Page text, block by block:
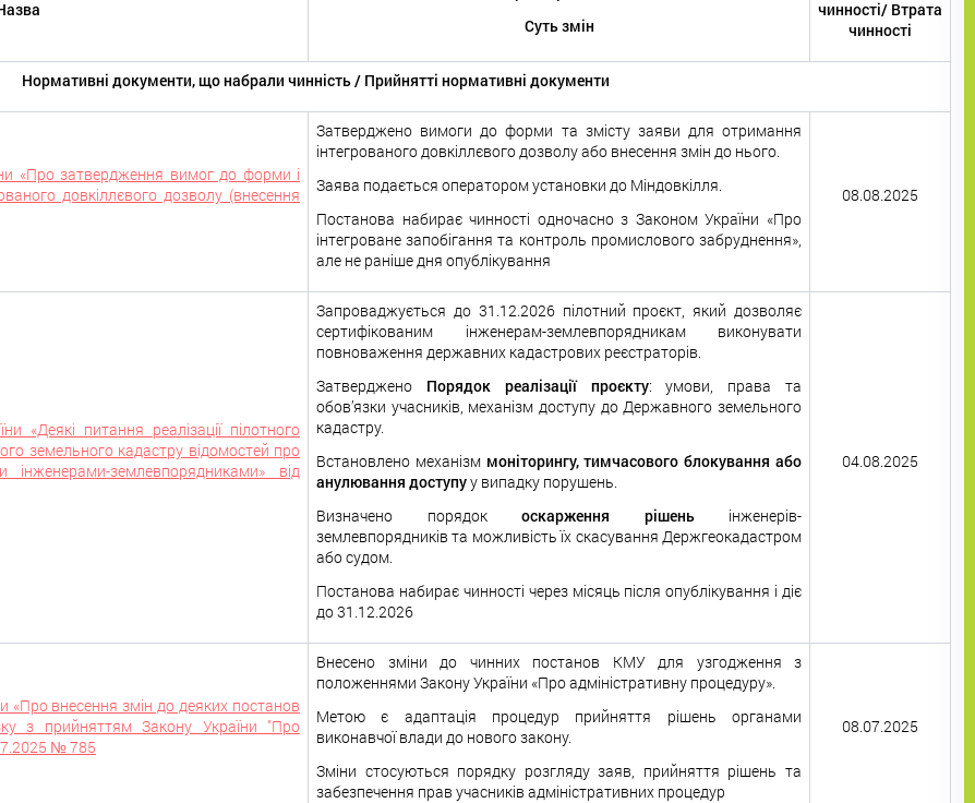
Суть змін
чинності/ Втрата
чинності
Нормативні документи, що набрали чинність / Прийнятті нормативні документи
«Про затвердження вимог до форми і
довкіллєвого дозволу (внесення
Затверджено вимоги до форми та змісту заяви для отримання
інтегрованого довкіллєвого дозволу або внесення змін до нього.
Заява подається оператором установки до Міндовкілля.
Постанова набирає чинності одночасно з Законом України «Про
інтегроване запобігання та контроль промислового забруднення»,
але не раніше дня опублікування
08.08.2025
«Деякі питання реалізації пілотного
земельного кадастру відомостей про
інженерами-землевпорядниками» від
Запроваджується до 31.12.2026 пілотний проєкт, який дозволяє
сертифікованим інженерам-землевпорядникам виконувати
повноваження державних кадастрових реєстраторів.
Затверджено Порядок реалізації проєкту: умови, права та
обов’язки учасників, механізм доступу до Державного земельного
кадастру.
Встановлено механізм моніторингу, тимчасового блокування або
анулювання доступуу випадку порушень.
Визначено порядок оскарження рішеньінженерів-
землевпорядників та можливість їх скасування Держгеокадастром
або судом.
Постанова набирає чинності через місяць після опублікування і діє
до 31.12.2026
04.08.2025
«Про внесення змін до деяких постанов
з прийняттям Закону України "Про
№ 785
Внесено зміни до чинних постанов КМУ для узгодження з
положеннями Закону України «Про адміністративну процедуру».
Метою є адаптація процедур прийняття рішень органами
виконавчої влади до нового закону.
Зміни стосуються порядку розгляду заяв, прийняття рішень та
забезпечення прав учасників адміністративних процедур
08.07.2025